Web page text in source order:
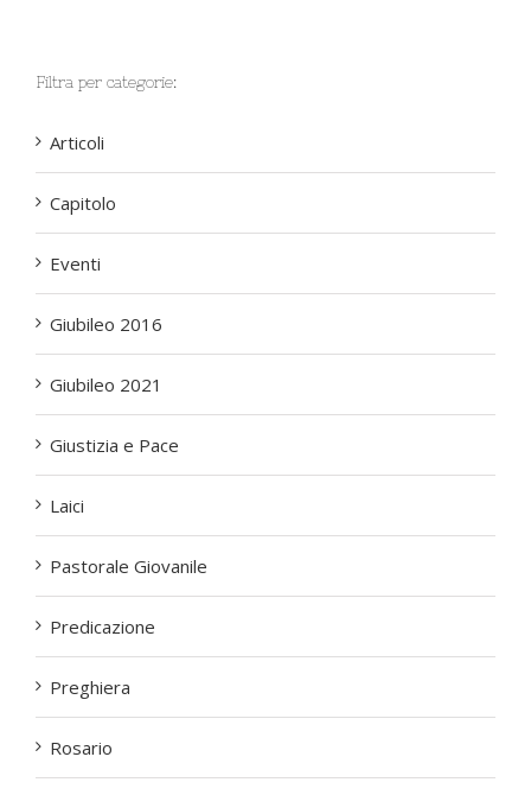
Filtra per categorie:
Articoli
Capitolo
Eventi
Giubileo 2016
Giubileo 2021
Giustizia e Pace
Laici
Pastorale Giovanile
Predicazione
Preghiera
Rosario